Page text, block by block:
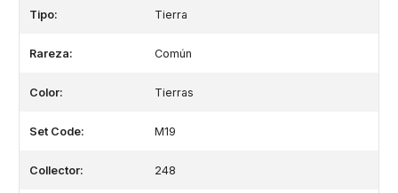
Tipo: Tierra
Rareza: Común
Color: Tierras
Set Code: M19
Collector: 248